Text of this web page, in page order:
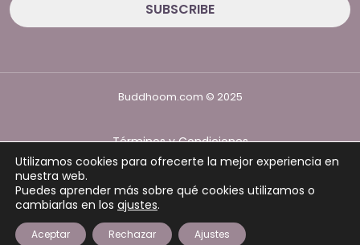
Buddhoom.com © 2025
Términos y Condiciones
Política de Privacidad
Utilizamos cookies para ofrecerte la mejor experiencia en
nuestra web.
Puedes aprender más sobre qué cookies utilizamos o
cambiarlas en los ajustes.
Aceptar Rechazar Ajustes